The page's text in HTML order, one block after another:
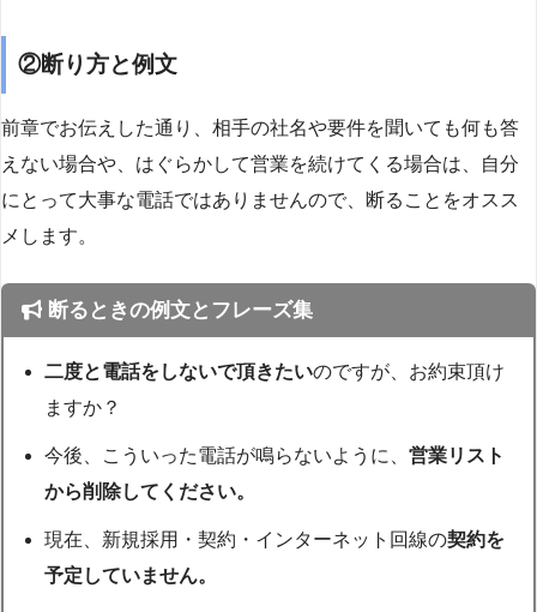
②断り方と例文
前章でお伝えした通り、相手の社名や要件を聞いても何も答
えない場合や、はぐらかして営業を続けてくる場合は、自分
にとって大事な電話ではありませんので、断ることをオスス
メします。
断るときの例文とフレーズ集
二度と電話をしないで頂きたいのですが、お約束頂け
ますか？
今後、こういった電話が鳴らないように、営業リスト
から削除してください。
現在、新規採用・契約・インターネット回線の契約を
予定していません。